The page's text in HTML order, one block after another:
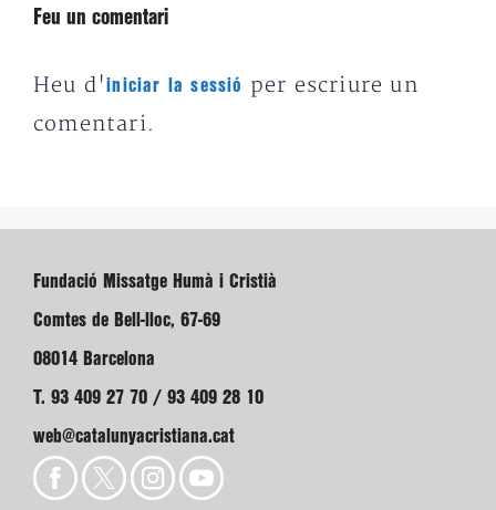
Feu un comentari
Heu d'iniciar la sessió
per escriure un
comentari.
Fundació Missatge Humà i Cristià
Comtes de Bell-lloc, 67-69
08014 Barcelona
T. 93 409 27 70 / 93 409 28 10
web@catalunyacristiana.cat